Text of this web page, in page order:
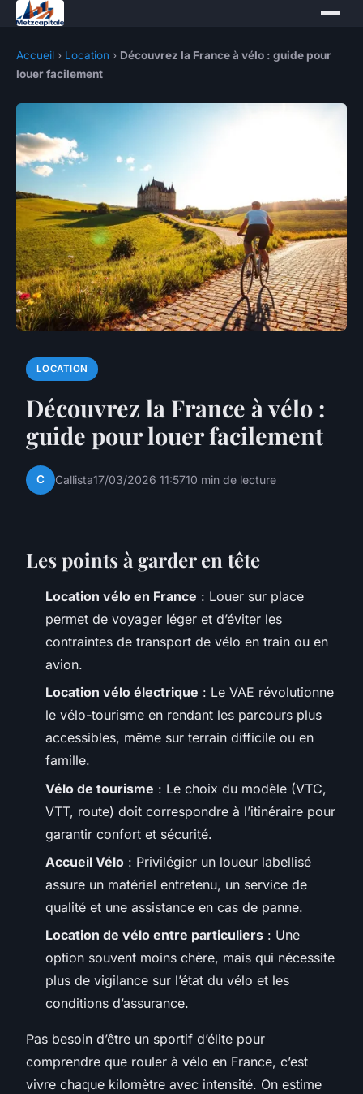
Accueil › Location › Découvrez la France à vélo : guide pour
louer facilement
LOCATION
Découvrez la France à vélo :
guide pour louer facilement
C Callista17/03/2026 11:5710 min de lecture
Les points à garder en tête
Location vélo en France : Louer sur place
permet de voyager léger et d’éviter les
contraintes de transport de vélo en train ou en
avion.
Location vélo électrique : Le VAE révolutionne
le vélo-tourisme en rendant les parcours plus
accessibles, même sur terrain difficile ou en
famille.
Vélo de tourisme : Le choix du modèle (VTC,
VTT, route) doit correspondre à l’itinéraire pour
garantir confort et sécurité.
Accueil Vélo : Privilégier un loueur labellisé
assure un matériel entretenu, un service de
qualité et une assistance en cas de panne.
Location de vélo entre particuliers : Une
option souvent moins chère, mais qui nécessite
plus de vigilance sur l’état du vélo et les
conditions d’assurance.
Pas besoin d’être un sportif d’élite pour
comprendre que rouler à vélo en France, c’est
vivre chaque kilomètre avec intensité. On estime